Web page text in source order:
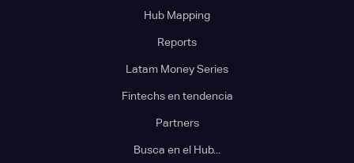
Hub Mapping
Reports
Latam Money Series
Fintechs en tendencia
Partners
Busca en el Hub...